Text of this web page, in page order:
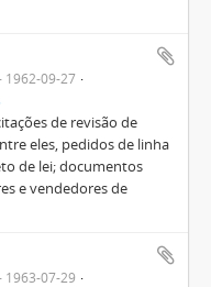
1962-09-27
de revisão de
eles, pedidos de linha
de lei; documentos
e vendedores de
1963-07-29